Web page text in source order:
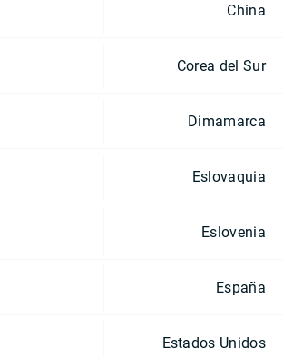
China
Corea del Sur
Dimamarca
Eslovaquia
Eslovenia
España
Estados Unidos